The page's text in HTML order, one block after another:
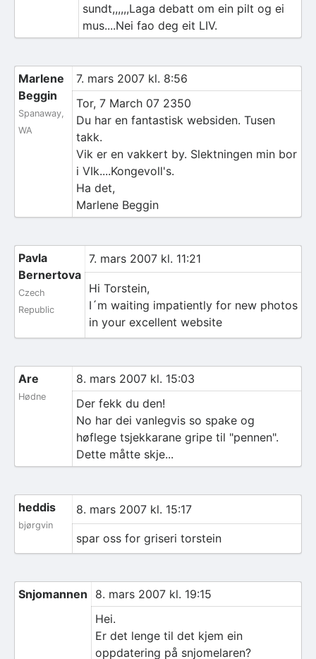
sundt,,,,,,Laga debatt om ein pilt og ei
mus....Nei fao deg eit LIV.
Marlene
Beggin
Spanaway,
WA
7. mars 2007 kl. 8:56
Tor, 7 March 07 2350
Du har en fantastisk websiden. Tusen
takk.
Vik er en vakkert by. Slektningen min bor
i VIk....Kongevoll's.
Ha det,
Marlene Beggin
Pavla
Bernertova
Czech
Republic
7. mars 2007 kl. 11:21
Hi Torstein,
I´m waiting impatiently for new photos
in your excellent website
Are
Hødne
8. mars 2007 kl. 15:03
Der fekk du den!
No har dei vanlegvis so spake og
høflege tsjekkarane gripe til "pennen".
Dette måtte skje...
heddis
bjørgvin
8. mars 2007 kl. 15:17
spar oss for griseri torstein
Snjomannen
8. mars 2007 kl. 19:15
Hei.
Er det lenge til det kjem ein
oppdatering på snjomelaren?